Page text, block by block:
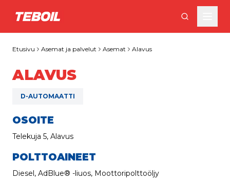
Siirry pääsisältöön
Etusivu Asemat ja palvelut Asemat Alavus
ALAVUS
D-AUTOMAATTI
OSOITE
Telekuja 5, Alavus
POLTTOAINEET
Diesel, AdBlue® -liuos, Moottoripolttoöljy